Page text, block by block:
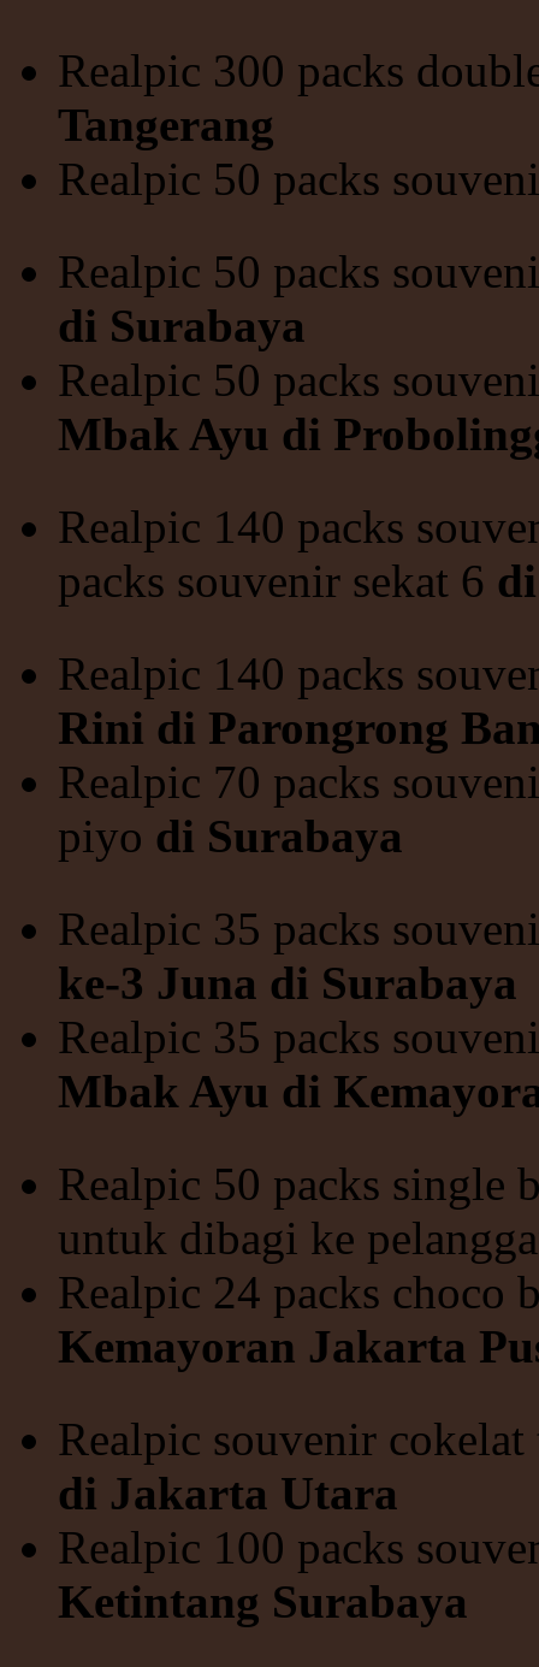
Realpic 300 packs
Tangerang
Realpic 50 packs
Realpic 50 packs
di Surabaya
Realpic 50 packs
Mbak Ayu di
Realpic 140 packs
packs souvenir sekat 6
Realpic 140 packs
Rini di Parongrong
Realpic 70 packs
piyo di Surabaya
Realpic 35 packs
ke-3 Juna di Surabaya
Realpic 35 packs
Mbak Ayu di
Realpic 50 packs single
untuk dibagi ke
Realpic 24 packs choco
Kemayoran Jakarta
Realpic souvenir
di Jakarta Utara
Realpic 100 packs
Ketintang Surabaya